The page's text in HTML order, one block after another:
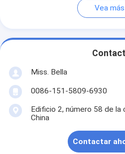
Vea más
Miss. Bella
0086-151-5809-6930
Edificio 2, número 58 de la
China
Contactar